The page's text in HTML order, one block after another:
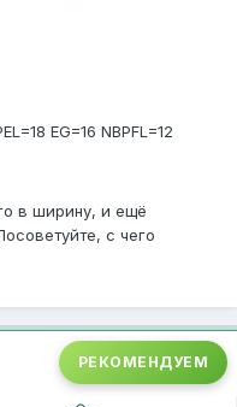
EG=16 NBPFL=12
в ширину, и ещё
с чего
РЕКОМЕНДУЕМ